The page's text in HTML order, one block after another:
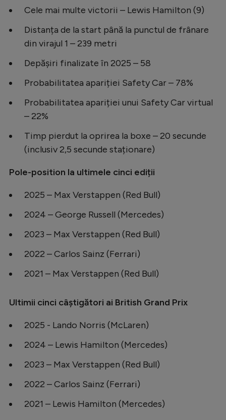
Cele mai multe victorii – Lewis Hamilton (9)
Distanța de la start până la punctul de frânare
din virajul 1 – 239 metri
Depășiri finalizate în 2025 – 58
Probabilitatea apariției Safety Car – 78%
Probabilitatea apariției unui Safety Car virtual
– 22%
Timp pierdut la oprirea la boxe – 20 secunde
(inclusiv 2,5 secunde staționare)
Pole-position la ultimele cinci ediții
2025 – Max Verstappen (Red Bull)
2024 – George Russell (Mercedes)
2023 – Max Verstappen (Red Bull)
2022 – Carlos Sainz (Ferrari)
2021 – Max Verstappen (Red Bull)
Ultimii cinci câștigători ai British Grand Prix
2025 - Lando Norris (McLaren)
2024 – Lewis Hamilton (Mercedes)
2023 – Max Verstappen (Red Bull)
2022 – Carlos Sainz (Ferrari)
2021 – Lewis Hamilton (Mercedes)